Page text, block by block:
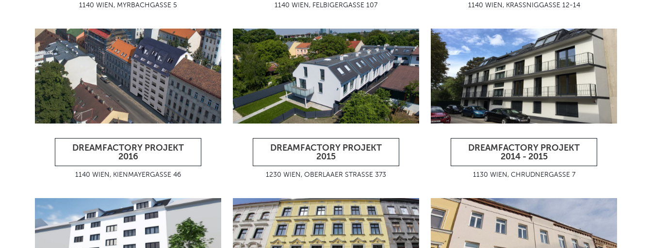
1140 WIEN, MYRBACHGASSE 5 1140 WIEN, FELBIGERGASSE 107 1140 WIEN, KRASSNIGGASSE 12-14
DREAMFACTORY PROJEKT
2016
1140 WIEN, KIENMAYERGASSE 46
DREAMFACTORY PROJEKT
2015
1230 WIEN, OBERLAAER STRASSE 373
DREAMFACTORY PROJEKT
2014 - 2015
1130 WIEN, CHRUDNERGASSE 7